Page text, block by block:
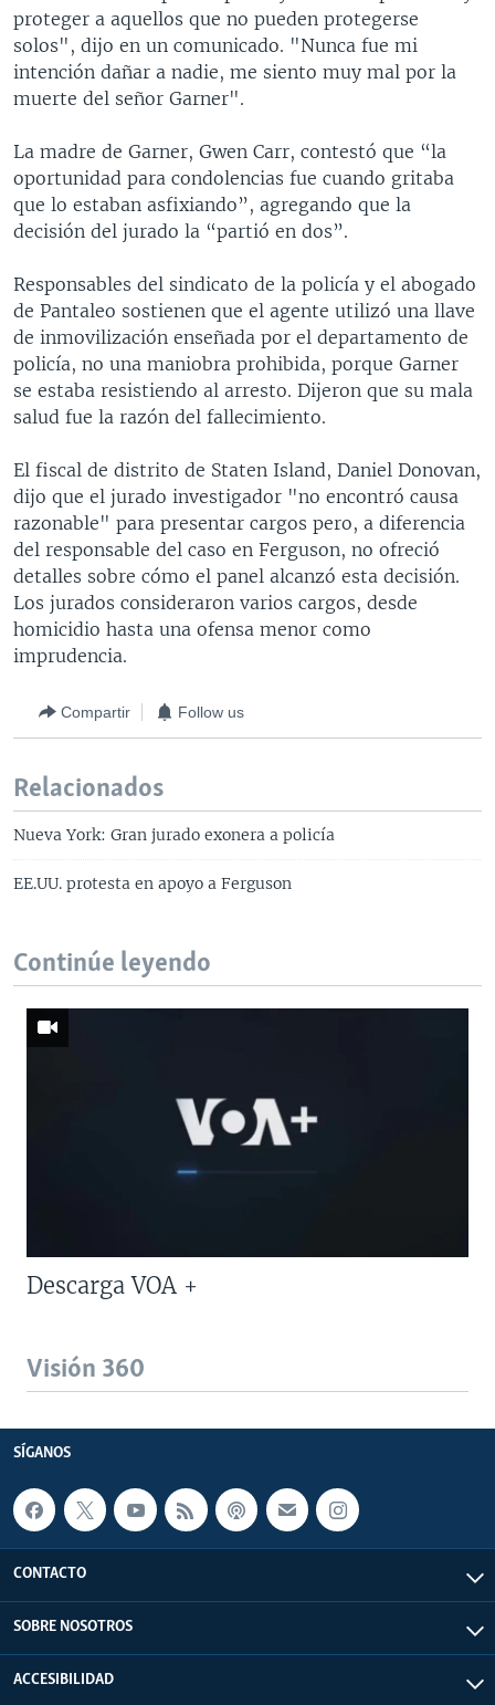
proteger a aquellos que no pueden protegerse
solos", dijo en un comunicado. "Nunca fue mi
intención dañar a nadie, me siento muy mal por la
muerte del señor Garner".
La madre de Garner, Gwen Carr, contestó que “la
oportunidad para condolencias fue cuando gritaba
que lo estaban asfixiando”, agregando que la
decisión del jurado la “partió en dos”.
Responsables del sindicato de la policía y el abogado
de Pantaleo sostienen que el agente utilizó una llave
de inmovilización enseñada por el departamento de
policía, no una maniobra prohibida, porque Garner
se estaba resistiendo al arresto. Dijeron que su mala
salud fue la razón del fallecimiento.
El fiscal de distrito de Staten Island, Daniel Donovan,
dijo que el jurado investigador "no encontró causa
razonable" para presentar cargos pero, a diferencia
del responsable del caso en Ferguson, no ofreció
detalles sobre cómo el panel alcanzó esta decisión.
Los jurados consideraron varios cargos, desde
homicidio hasta una ofensa menor como
imprudencia.
Compartir Follow us
Relacionados
Nueva York: Gran jurado exonera a policía
EE.UU. protesta en apoyo a Ferguson
Continúe leyendo
Descarga VOA +
Visión 360
SÍGANOS
CONTACTO
SOBRE NOSOTROS
ACCESIBILIDAD